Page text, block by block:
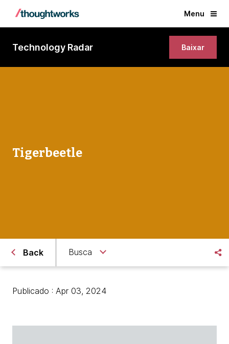
Menu
Technology Radar Baixar
Tigerbeetle
Back Busca
Publicado : Apr 03, 2024